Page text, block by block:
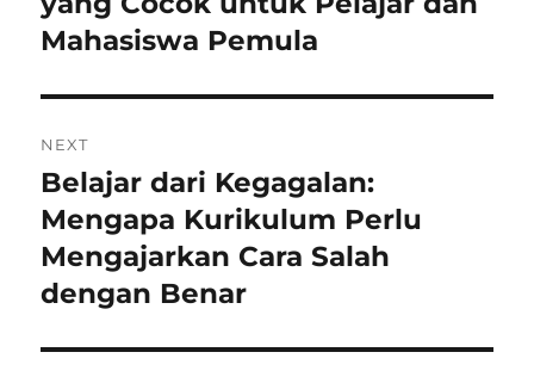
Mahasiswa Pemula
NEXT
Next
post:
Belajar dari Kegagalan:
Mengapa Kurikulum Perlu
Mengajarkan Cara Salah
dengan Benar